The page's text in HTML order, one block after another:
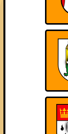
Abwechselnd
Freunden Hiero,
mit jeweils bis
Farben und
Der Platz ist
Tisch für euer
darf - Link in der
...und wenn du
melde dich
neuen